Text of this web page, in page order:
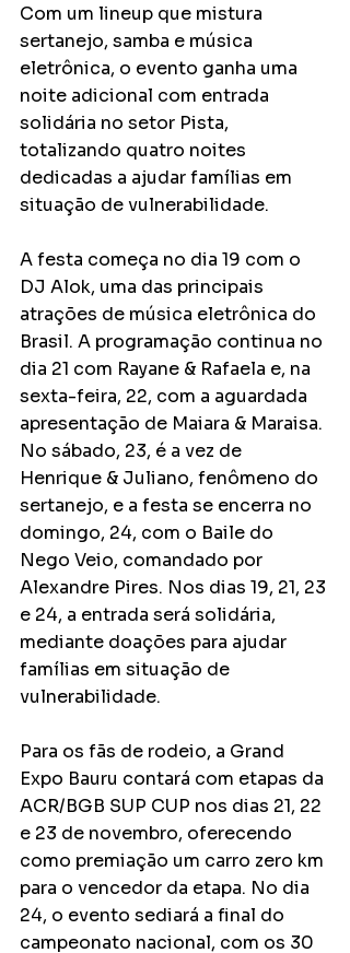
Com um lineup que mistura
sertanejo, samba e música
eletrônica, o evento ganha uma
noite adicional com entrada
solidária no setor Pista,
totalizando quatro noites
dedicadas a ajudar famílias em
situação de vulnerabilidade.
A festa começa no dia 19 com o
DJ Alok, uma das principais
atrações de música eletrônica do
Brasil. A programação continua no
dia 21 com Rayane & Rafaela e, na
sexta-feira, 22, com a aguardada
apresentação de Maiara & Maraisa.
No sábado, 23, é a vez de
Henrique & Juliano, fenômeno do
sertanejo, e a festa se encerra no
domingo, 24, com o Baile do
Nego Veio, comandado por
Alexandre Pires. Nos dias 19, 21, 23
e 24, a entrada será solidária,
mediante doações para ajudar
famílias em situação de
vulnerabilidade.
Para os fãs de rodeio, a Grand
Expo Bauru contará com etapas da
ACR/BGB SUP CUP nos dias 21, 22
e 23 de novembro, oferecendo
como premiação um carro zero km
para o vencedor da etapa. No dia
24, o evento sediará a final do
campeonato nacional, com os 30